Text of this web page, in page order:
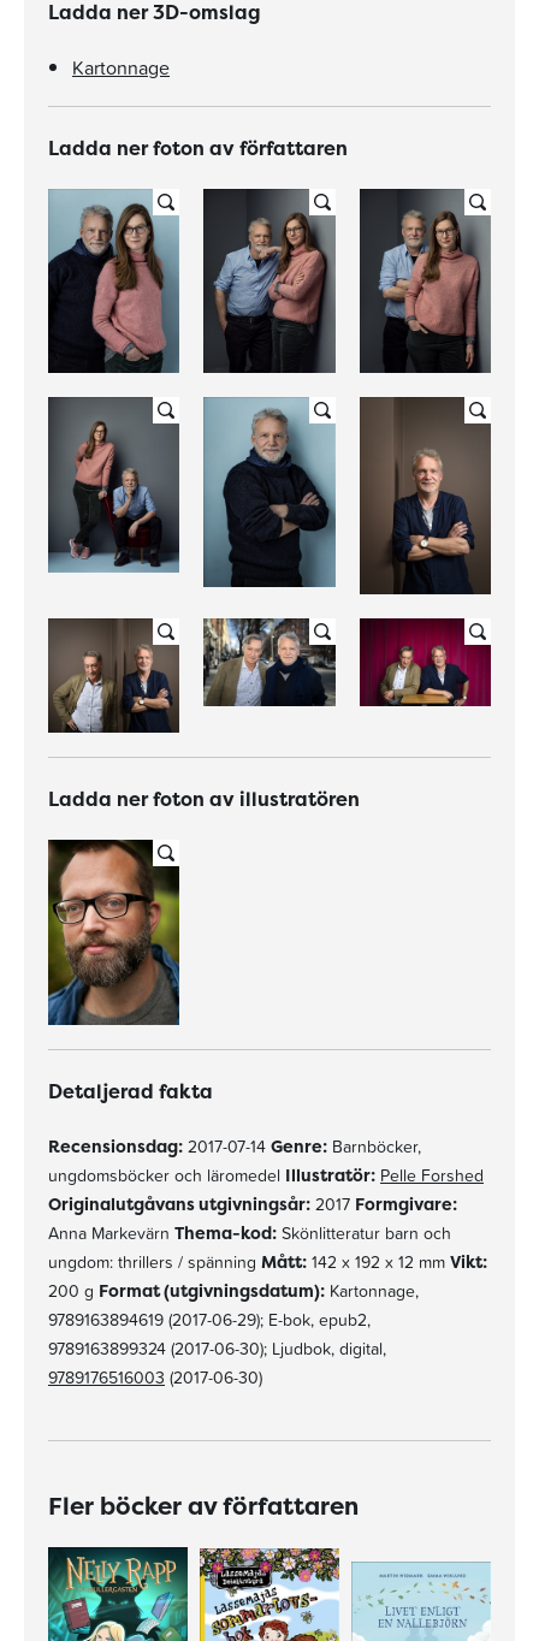
Ladda ner 3D-omslag
Kartonnage
Ladda ner foton av författaren
Ladda ner foton av illustratören
Detaljerad fakta
Recensionsdag: 2017-07-14 Genre: Barnböcker,
ungdomsböcker och läromedel Illustratör: Pelle Forshed
Originalutgåvans utgivningsår: 2017 Formgivare:
Anna Markevärn Thema-kod: Skönlitteratur barn och
ungdom: thrillers / spänning Mått: 142 x 192 x 12 mm Vikt:
200 g Format (utgivningsdatum): Kartonnage,
9789163894619 (2017-06-29); E-bok, epub2,
9789163899324 (2017-06-30); Ljudbok, digital,
9789176516003 (2017-06-30)
Fler böcker av författaren